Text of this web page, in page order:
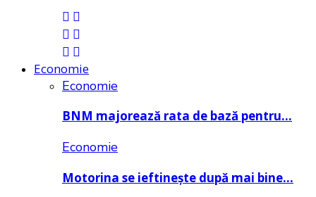
Economie
Economie
BNM majorează rata de bază pentru…
Economie
Motorina se ieftinește după mai bine…